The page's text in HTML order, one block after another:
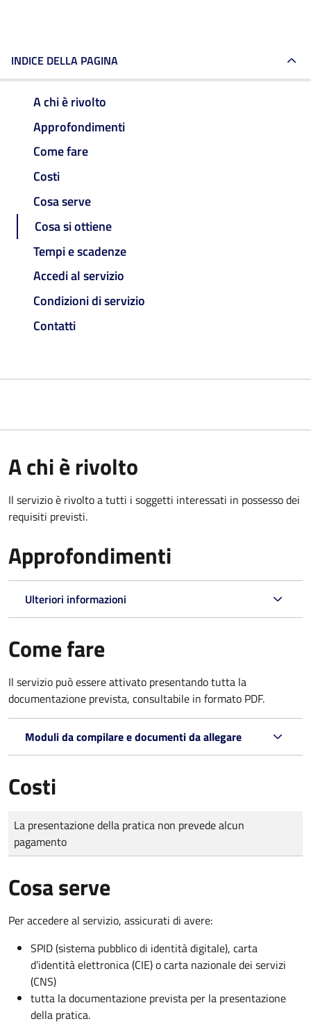
INDICE DELLA PAGINA
A chi è rivolto
Approfondimenti
Come fare
Costi
Cosa serve
Cosa si ottiene
Tempi e scadenze
Accedi al servizio
Condizioni di servizio
Contatti
A chi è rivolto
Il servizio è rivolto a tutti i soggetti interessati in possesso dei
requisiti previsti.
Approfondimenti
Ulteriori informazioni
Come fare
Il servizio può essere attivato presentando tutta la
documentazione prevista, consultabile in formato PDF.
Moduli da compilare e documenti da allegare
Costi
Tipo di pagamento
Importo
La presentazione della pratica non prevede alcun
pagamento
Cosa serve
Per accedere al servizio, assicurati di avere:
SPID (sistema pubblico di identità digitale), carta
d’identità elettronica (CIE) o carta nazionale dei servizi
(CNS)
tutta la documentazione prevista per la presentazione
della pratica.